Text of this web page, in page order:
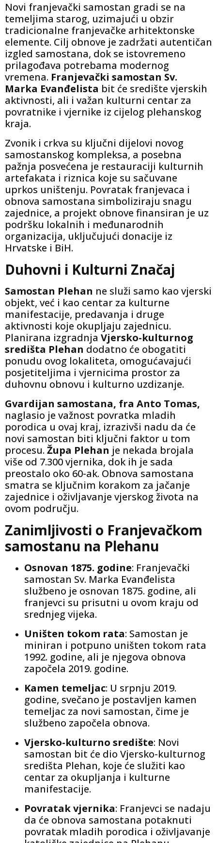
Novi franjevački samostan gradi se na
temeljima starog, uzimajući u obzir
tradicionalne franjevačke arhitektonske
elemente. Cilj obnove je zadržati autentičan
izgled samostana, dok se istovremeno
prilagođava potrebama modernog
vremena. Franjevački samostan Sv.
Marka Evanđelista bit će središte vjerskih
aktivnosti, ali i važan kulturni centar za
povratnike i vjernike iz cijelog plehanskog
kraja.
Zvonik i crkva su ključni dijelovi novog
samostanskog kompleksa, a posebna
pažnja posvećena je restauraciji kulturnih
artefakata i riznica koje su sačuvane
uprkos uništenju. Povratak franjevaca i
obnova samostana simboliziraju snagu
zajednice, a projekt obnove finansiran je uz
podršku lokalnih i međunarodnih
organizacija, uključujući donacije iz
Hrvatske i BiH.
Duhovni i Kulturni Značaj
Samostan Plehan ne služi samo kao vjerski
objekt, već i kao centar za kulturne
manifestacije, predavanja i druge
aktivnosti koje okupljaju zajednicu.
Planirana izgradnja Vjersko-kulturnog
središta Plehan dodatno će obogatiti
ponudu ovog lokaliteta, omogućavajući
posjetiteljima i vjernicima prostor za
duhovnu obnovu i kulturno uzdizanje.
Gvardijan samostana, fra Anto Tomas,
naglasio je važnost povratka mladih
porodica u ovaj kraj, izrazivši nadu da će
novi samostan biti ključni faktor u tom
procesu. Župa Plehan je nekada brojala
više od 7.300 vjernika, dok ih je sada
preostalo oko 60-ak. Obnova samostana
smatra se ključnim korakom za jačanje
zajednice i oživljavanje vjerskog života na
ovom području.
Zanimljivosti o Franjevačkom
samostanu na Plehanu
Osnovan 1875. godine: Franjevački
samostan Sv. Marka Evanđelista
službeno je osnovan 1875. godine, ali
franjevci su prisutni u ovom kraju od
srednjeg vijeka.
Uništen tokom rata: Samostan je
miniran i potpuno uništen tokom rata
1992. godine, ali je njegova obnova
započela 2019. godine.
Kamen temeljac: U srpnju 2019.
godine, svečano je postavljen kamen
temeljac za novi samostan, čime je
službeno započela obnova.
Vjersko-kulturno središte: Novi
samostan bit će dio Vjersko-kulturnog
središta Plehan, koje će služiti kao
centar za okupljanja i kulturne
manifestacije.
Povratak vjernika: Franjevci se nadaju
da će obnova samostana potaknuti
povratak mladih porodica i oživljavanje